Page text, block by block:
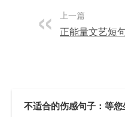
上一篇
正能量文艺短
不适合的伤感句子：等您